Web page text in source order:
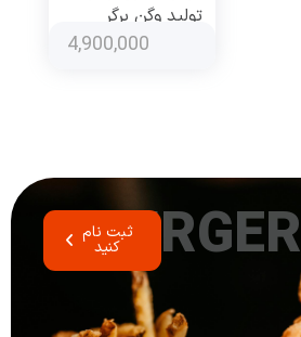
تولید وگن برگر
4,900,000
BURGER
ثبت نام
کنید